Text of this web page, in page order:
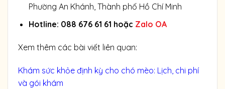
Phường An Khánh, Thành phố Hồ Chí Minh
Hotline: 088 676 61 61 hoặc Zalo OA
Xem thêm các bài viết liên quan:
Khám sức khỏe định kỳ cho chó mèo: Lịch, chi phí
và gói khám